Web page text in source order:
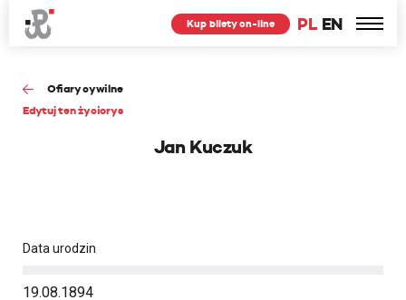
PL EN
Kup bilety on-line
Ofiary cywilne
Edytuj ten życiorys
Jan Kuczuk
Data urodzin
19.08.1894